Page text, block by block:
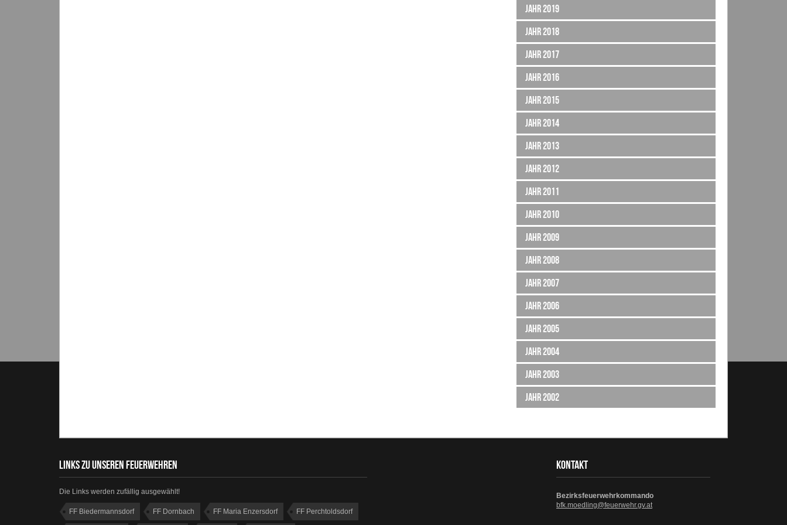
Jahr 2019
Jahr 2018
Jahr 2017
Jahr 2016
Jahr 2015
Jahr 2014
Jahr 2013
Jahr 2012
Jahr 2011
Jahr 2010
Jahr 2009
Jahr 2008
Jahr 2007
Jahr 2006
Jahr 2005
Jahr 2004
Jahr 2003
Jahr 2002
LINKS ZU UNSEREN FEUERWEHREN
Die Links werden zufällig ausgewählt!
FF Biedermannsdorf FF Dornbach FF Maria Enzersdorf FF Perchtoldsdorf
KONTAKT
Bezirksfeuerwehrkommando
bfk.moedling@feuerwehr.gv.at